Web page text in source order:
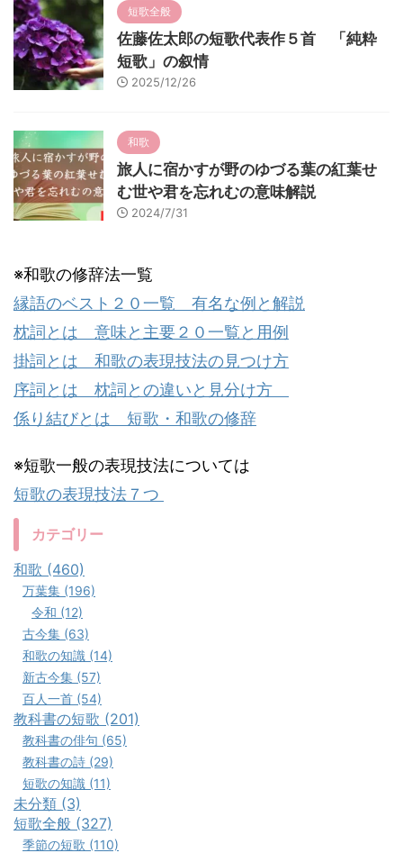
短歌全般
佐藤佐太郎の短歌代表作５首 「純粋
短歌」の叙情
2025/12/26
和歌
旅人に宿かすが野のゆづる葉の紅葉せ
む世や君を忘れむの意味解説
2024/7/31
※和歌の修辞法一覧
縁語のベスト２０一覧 有名な例と解説
枕詞とは 意味と主要２０一覧と用例
掛詞とは 和歌の表現技法の見つけ方
序詞とは 枕詞との違いと見分け方
係り結びとは 短歌・和歌の修辞
※短歌一般の表現技法については
短歌の表現技法７つ
カテゴリー
和歌 (460)
万葉集 (196)
令和 (12)
古今集 (63)
和歌の知識 (14)
新古今集 (57)
百人一首 (54)
教科書の短歌 (201)
教科書の俳句 (65)
教科書の詩 (29)
短歌の知識 (11)
未分類 (3)
短歌全般 (327)
季節の短歌 (110)